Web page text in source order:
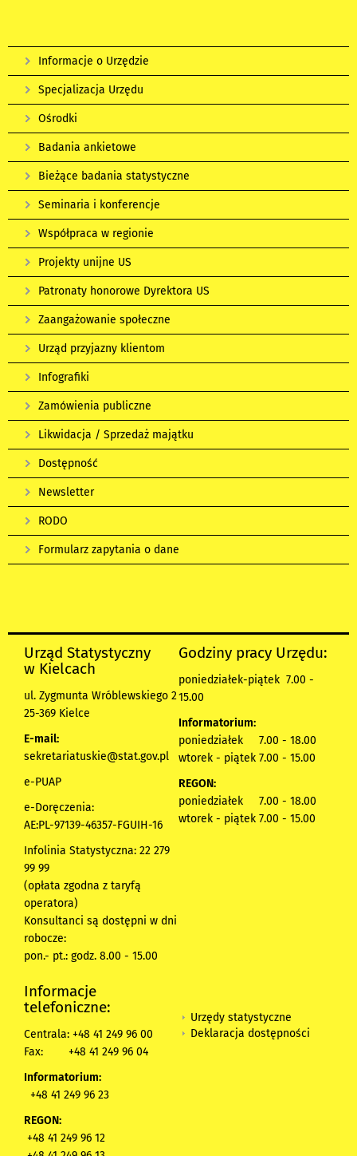
Informacje o Urzędzie
Specjalizacja Urzędu
Ośrodki
Badania ankietowe
Bieżące badania statystyczne
Seminaria i konferencje
Współpraca w regionie
Projekty unijne US
Patronaty honorowe Dyrektora US
Zaangażowanie społeczne
Urząd przyjazny klientom
Infografiki
Zamówienia publiczne
Likwidacja / Sprzedaż majątku
Dostępność
Newsletter
RODO
Formularz zapytania o dane
Urząd Statystyczny
w Kielcach
ul. Zygmunta Wróblewskiego 2
25-369 Kielce
E-mail:
sekretariatuskie@stat.gov.pl
e-PUAP
e-Doręczenia:
AE:PL-97139-46357-FGUIH-16
Infolinia Statystyczna: 22 279
99 99
(opłata zgodna z taryfą
operatora)
Konsultanci są dostępni w dni
robocze:
pon.- pt.: godz. 8.00 - 15.00
Godziny pracy Urzędu:
poniedziałek-piątek 7.00 -
15.00
Informatorium:
poniedziałek 7.00 - 18.00
wtorek - piątek 7.00 - 15.00
REGON:
poniedziałek 7.00 - 18.00
wtorek - piątek 7.00 - 15.00
Informacje
telefoniczne:
Centrala: +48 41 249 96 00
Fax:
+48 41 249 96 04
Informatorium:
+48 41 249 96 23
REGON:
+48 41 249 96 12
Urzędy statystyczne
Deklaracja dostępności